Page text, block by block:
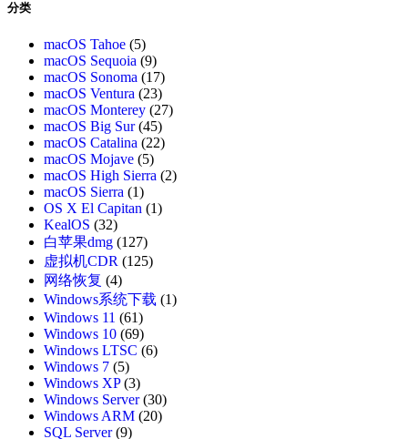
分类
macOS Tahoe (5)
macOS Sequoia (9)
macOS Sonoma (17)
macOS Ventura (23)
macOS Monterey (27)
macOS Big Sur(45)
macOS Catalina (22)
macOS Mojave (5)
macOS High Sierra (2)
macOS Sierra (1)
OS X El Capitan (1)
KealOS (32)
白苹果dmg (127)
虚拟机CDR (125)
网络恢复 (4)
Windows系统下载 (1)
Windows 11 (61)
Windows 10 (69)
Windows LTSC (6)
Windows 7 (5)
Windows XP(3)
Windows Server(30)
Windows ARM (20)
SQL Server(9)